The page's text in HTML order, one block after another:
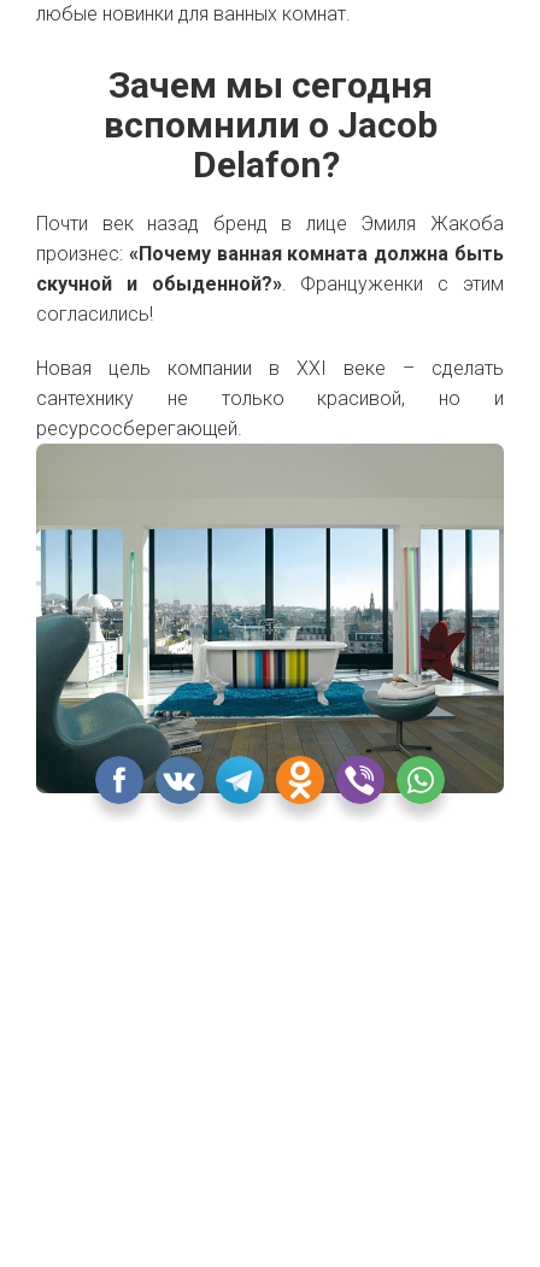
любые новинки для ванных комнат.
Зачем мы сегодня
вспомнили о Jacob
Delafon?
Почти век назад бренд в лице Эмиля Жакоба
произнес: «Почему ванная комната должна быть
скучной и обыденной?». Француженки с этим
согласились!
Новая цель компании в XXI веке – сделать
сантехнику не только красивой, но и
ресурсосберегающей.